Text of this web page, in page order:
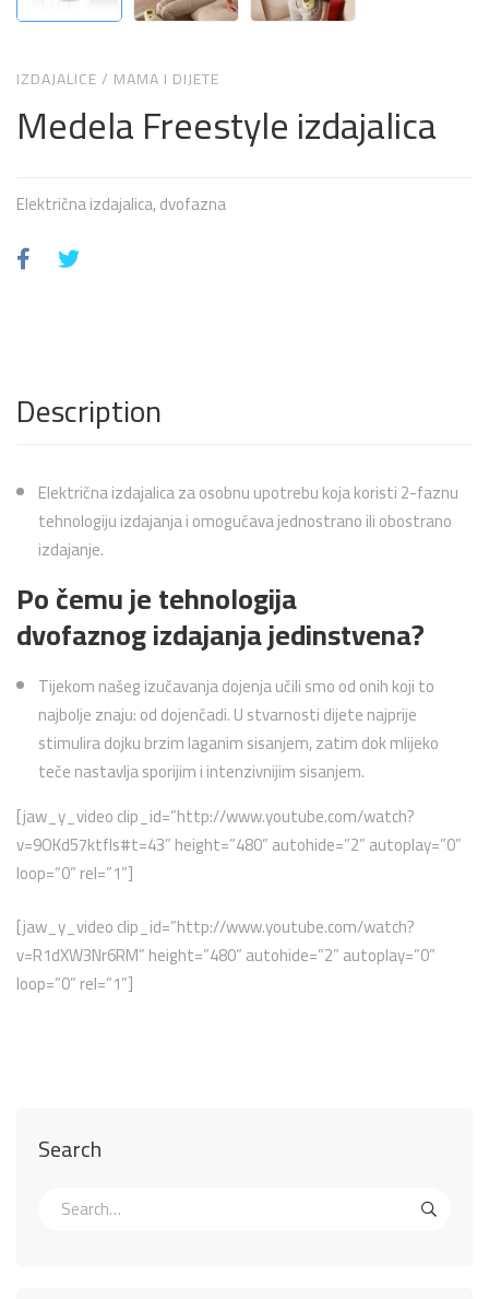
Search
IZDAJALICE/ MAMA I DIJETE
Medela Freestyle izdajalica
Električna izdajalica, dvofazna
Description
Električna izdajalica za osobnu upotrebu koja koristi 2-faznu
tehnologiju izdajanja i omogućava jednostrano ili obostrano
izdajanje.
Po čemu je tehnologija
dvofaznog izdajanja jedinstvena?
Tijekom našeg izučavanja dojenja učili smo od onih koji to
najbolje znaju: od dojenčadi. U stvarnosti dijete najprije
stimulira dojku brzim laganim sisanjem, zatim dok mlijeko
teče nastavlja sporijim i intenzivnijim sisanjem.
[jaw_y_video clip_id=”http://www.youtube.com/watch?
v=9OKd57ktfls#t=43” height=”480” autohide=”2” autoplay=”0”
loop=”0” rel=”1”]
[jaw_y_video clip_id=”http://www.youtube.com/watch?
v=R1dXW3Nr6RM” height=”480” autohide=”2” autoplay=”0”
loop=”0” rel=”1”]